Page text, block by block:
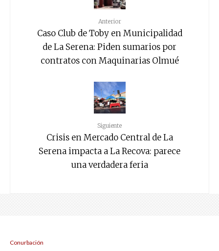
Anterior
Caso Club de Toby en Municipalidad
de La Serena: Piden sumarios por
contratos con Maquinarias Olmué
Siguiente
Crisis en Mercado Central de La
Serena impacta a La Recova: parece
una verdadera feria
Conurbación